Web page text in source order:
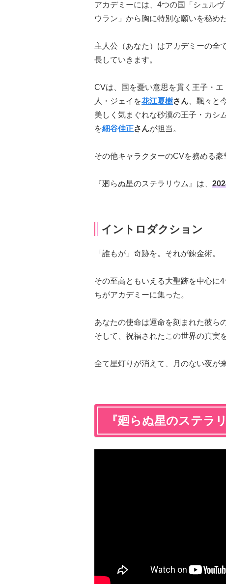
アカデミーには、4つの国「シュル
ウラン」から胸に特別な願いを秘め
主人公（あなた）はアカデミーの全
長していきます。
CVは、国を憂い意思を貫く王子・エ
人・ジェイを花江夏樹さん 、飄々と
美しく気まぐれな砂漠の王子・カシ
を細谷佳正さんが担当。
その他キャラクターのCVを務める豪
『廻らぬ星のステラリウム』は、
イントロダクション
「誰もが」奇跡を。それが錬金術。
その至高ともいえる大聖跡を中心に
ちがアカデミーに集った。
あなたの使命は運命を刻まれた彼ら
そして、祝福されたこの世界の真実
全て星灯りが消えて、月のない夜が
『廻らぬ星のステラ